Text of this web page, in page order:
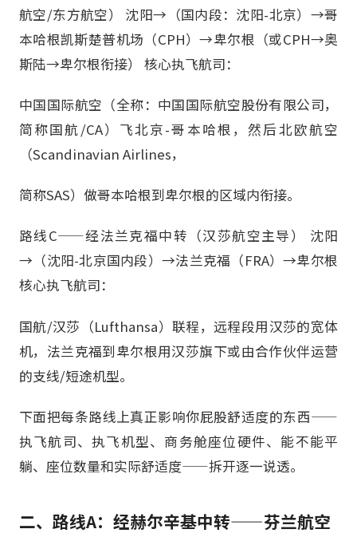
航空/东方航空） 沈阳→（国内段：沈阳-北京）→哥
本哈根凯斯楚普机场（CPH）→卑尔根（或CPH→奥
斯陆→卑尔根衔接） 核心执飞航司：
中国国际航空（全称：中国国际航空股份有限公司，
简称国航/CA）飞北京-哥本哈根，然后北欧航空
（Scandinavian Airlines，
简称SAS）做哥本哈根到卑尔根的区域内衔接。
路线C——经法兰克福中转（汉莎航空主导） 沈阳
→（沈阳-北京国内段）→法兰克福（FRA）→卑尔根
核心执飞航司：
国航/汉莎（Lufthansa）联程，远程段用汉莎的宽体
机，法兰克福到卑尔根用汉莎旗下或由合作伙伴运营
的支线/短途机型。
下面把每条路线上真正影响你屁股舒适度的东西——
执飞航司、执飞机型、商务舱座位硬件、能不能平
躺、座位数量和实际舒适度——拆开逐一说透。
二、路线A：经赫尔辛基中转——芬兰航空